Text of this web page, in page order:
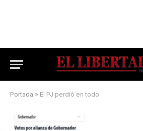
Portada » El PJ perdió en todo